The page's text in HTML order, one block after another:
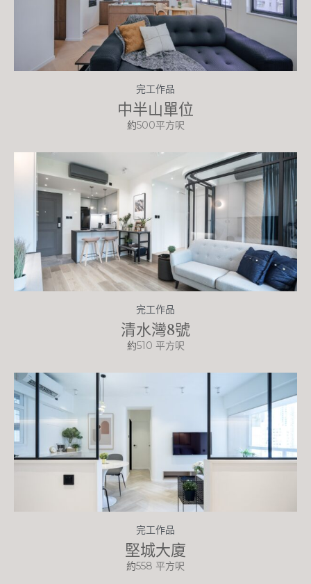
完工作品
中半山單位
約500平方呎
完工作品
清水灣8號
約510 平方呎
完工作品
堅城大廈
約558 平方呎